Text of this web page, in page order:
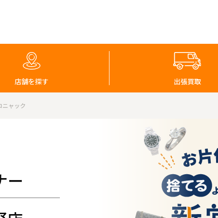
店舗を探す 出張買取
ニャック
ー